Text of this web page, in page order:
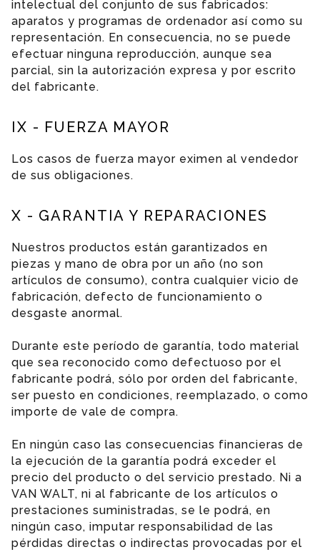
intelectual del conjunto de sus fabricados:
aparatos y programas de ordenador así como su
representación. En consecuencia, no se puede
efectuar ninguna reproducción, aunque sea
parcial, sin la autorización expresa y por escrito
del fabricante.
IX - FUERZA MAYOR
Los casos de fuerza mayor eximen al vendedor
de sus obligaciones.
X - GARANTIA Y REPARACIONES
Nuestros productos están garantizados en
piezas y mano de obra por un año (no son
artículos de consumo), contra cualquier vicio de
fabricación, defecto de funcionamiento o
desgaste anormal.
Durante este período de garantía, todo material
que sea reconocido como defectuoso por el
fabricante podrá, sólo por orden del fabricante,
ser puesto en condiciones, reemplazado, o como
importe de vale de compra.
En ningún caso las consecuencias financieras de
la ejecución de la garantía podrá exceder el
precio del producto o del servicio prestado. Ni a
VAN WALT, ni al fabricante de los artículos o
prestaciones suministradas, se le podrá, en
ningún caso, imputar responsabilidad de las
pérdidas directas o indirectas provocadas por el